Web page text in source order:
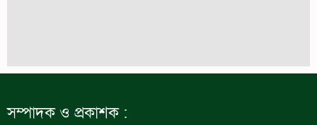
সম্পাদক ও প্রকাশক :